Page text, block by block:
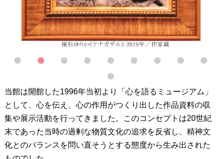
当館は開館した1996年当初より「心を語るミュージアム」
として、心を伝え、心の作用がつくり出した作品資料の収
集や展示活動を行ってきました。このコンセプトは20世紀
末であった当時の過剰な物質文化の追求を反省し、精神文
化とのバランスを問い直そうとする態度から生み出された